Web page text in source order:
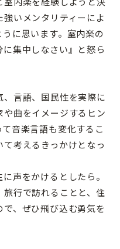
いメンタリティーによ
に思います。室内楽の
集中しなさい』と怒ら
言語、国民性を実際に
曲をイメージするヒン
音楽言語も変化するこ
考えるきっかけとなっ
声をかけるとしたら。
旅行で訪れることと、住
、ぜひ飛び込む勇気を